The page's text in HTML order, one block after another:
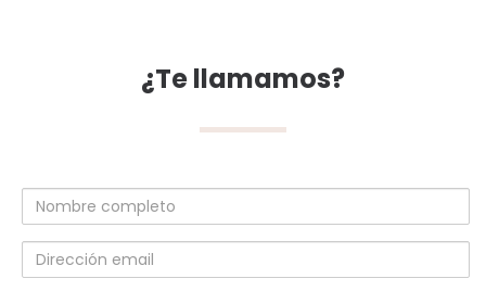
¿Te llamamos?
Nombre
completo
Dirección
email